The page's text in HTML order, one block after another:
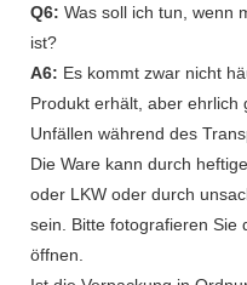
Q6: Was soll ich tun, wenn
ist?
A6: Es kommt zwar nicht
Produkt erhält, aber ehrlich
Unfällen während des
Die Ware kann durch
oder LKW oder durch
sein. Bitte fotografieren Sie
öffnen.